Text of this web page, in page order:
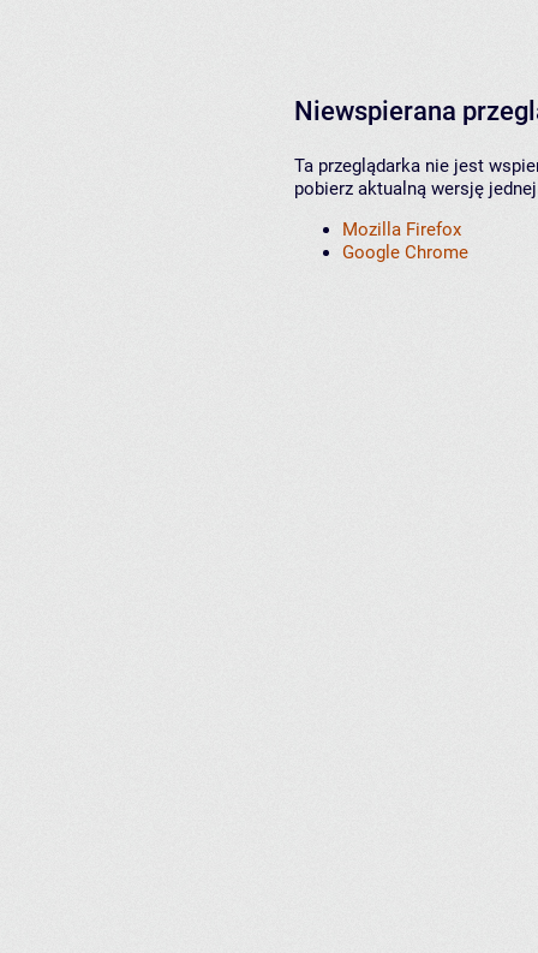
Niewspierana
Ta przeglądarka nie jest
pobierz aktualną wersję
Mozilla Firefox
Google Chrome